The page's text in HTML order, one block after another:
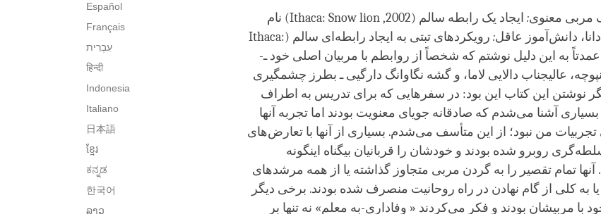
Español
Français
עִבְרִית‎
हिन्दी
Indonesia
Italiano
日本語
ខ្មែរ
ಕನ್ನಡ
한국어
ລາວ
مربی معنوی: ایجاد یک رابطه سالم (Ithaca: Snow lion ,2002) نام
دانش‌آموز عاقل: رویکردهای تبتی به ایجاد رابطه‌ای سالم (Ithaca:
به این دلیل نوشتم که شخصاً از روابطم با مربیان اصلی خود ـ-
عالیجناب دالایی لاما، و گشه نگاوانگ دارگیی ـ بطرز چشمگیری
نوشتن این کتاب این بود: در سفرهایی که برای تدریس به اطراف
بسیاری آشنا می‌شدم که صادقانه جویای معنویت بودند اما تجربه آنها
من نبود؛ از این متأسف می‌شدم. بسیاری از آنها با تعارض‌های
روبرو شده بودند و خودشان را قربانیان بیگناه اینگونه
تمام تقصیر را به گردن مربی متجاوز گذاشته یا از همه مرشدهای
به کلی از گام نهادن در راه روحانیت منصرف شده بودند. برخی دیگر
با مربیشان بودند و فکر می‌کردند « وفاداری-به معلم» نه تنها بر